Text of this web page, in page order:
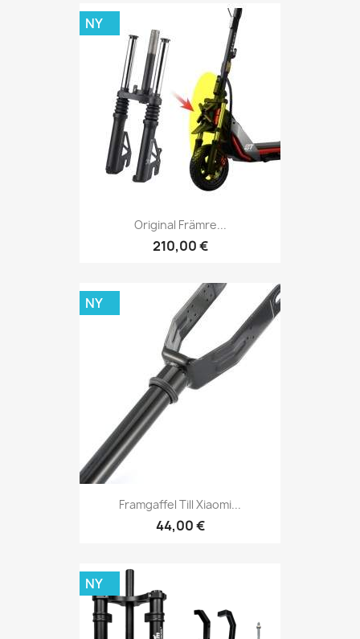
Original Främre...
210,00 €
NY
Framgaffel Till Xiaomi...
44,00 €
NY
NY